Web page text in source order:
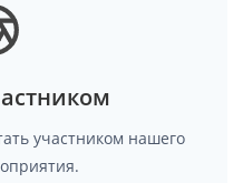
участником нашего